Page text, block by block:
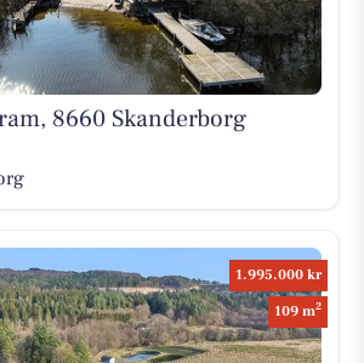
8660 Skanderborg
1.995.000 kr
109 m2